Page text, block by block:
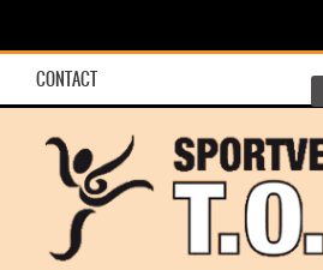
CONTACT